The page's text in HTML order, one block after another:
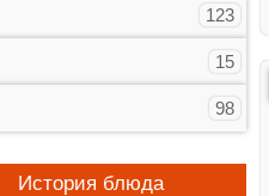
123
15
98
История блюда